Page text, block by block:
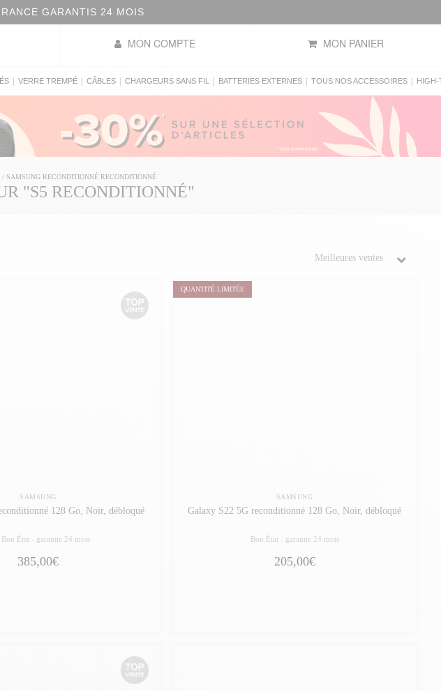
GARANTIS 24 MOIS
MON COMPTE MON PANIER
VERRE TREMPÉ CÂBLES CHARGEURS SANS FIL BATTERIES EXTERNES TOUS NOS ACCESSOIRES HIGH-
/ SAMSUNG RECONDITIONNÉ RECONDITIONNÉ
"S5 RECONDITIONNÉ"
SAMSUNG
128 Go, Noir, débloqué
Bon État - garantie 24 mois
385,00€
QUANTITÉ LIMITÉE
SAMSUNG
Galaxy S22 5G reconditionné 128 Go, Noir, débloqué
Bon État - garantie 24 mois
205,00€